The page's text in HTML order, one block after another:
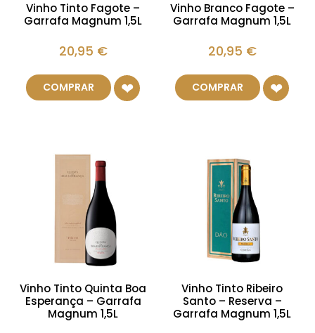
Vinho Tinto Fagote –
Garrafa Magnum 1,5L
20,95 €
COMPRAR
Vinho Branco Fagote –
Garrafa Magnum 1,5L
20,95 €
COMPRAR
Vinho Tinto Quinta Boa
Esperança – Garrafa
Magnum 1,5L
Vinho Tinto Ribeiro
Santo – Reserva –
Garrafa Magnum 1,5L